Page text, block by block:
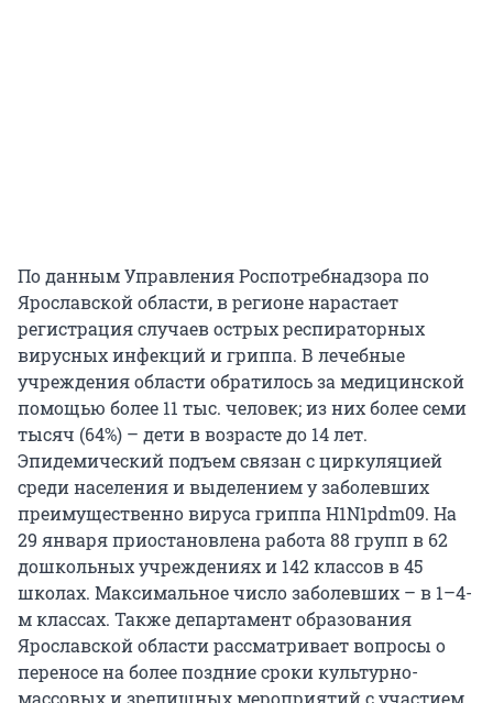
По данным Управления Роспотребнадзора по
Ярославской области, в регионе нарастает
регистрация случаев острых респираторных
вирусных инфекций и гриппа. В лечебные
учреждения области обратилось за медицинской
помощью более 11 тыс. человек; из них более семи
тысяч (64%) – дети в возрасте до 14 лет.
Эпидемический подъем связан с циркуляцией
среди населения и выделением у заболевших
преимущественно вируса гриппа H1N1pdm09. На
29 января приостановлена работа 88 групп в 62
дошкольных учреждениях и 142 классов в 45
школах. Максимальное число заболевших – в 1–4-
м классах. Также департамент образования
Ярославской области рассматривает вопросы о
переносе на более поздние сроки культурно-
массовых и зрелищных мероприятий с участием